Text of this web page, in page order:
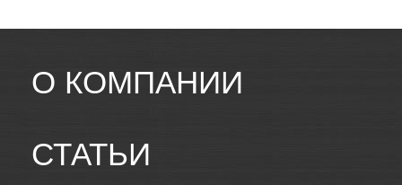
О КОМПАНИИ
СТАТЬИ